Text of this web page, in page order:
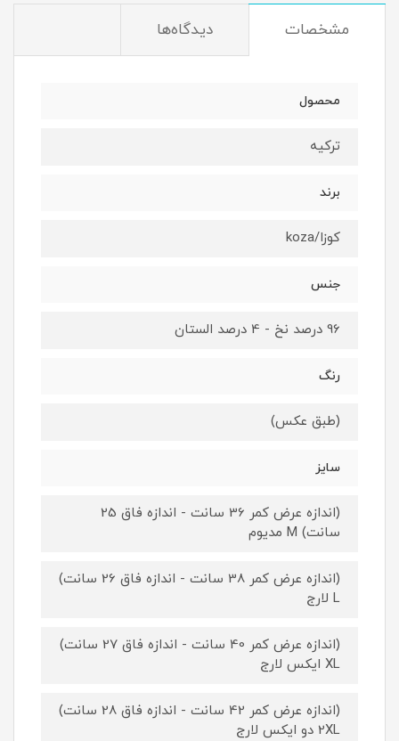
مشخصات دیدگاه‌ها
محصول
ترکیه
برند
کوزا/koza
جنس
96 درصد نخ - 4 درصد الستان
رنگ
(طبق عکس)
سایز
(اندازه عرض کمر 36 سانت - اندازه فاق 25
سانت) M مدیوم
(اندازه عرض کمر 38 سانت - اندازه فاق 26 سانت)
L لارج
(اندازه عرض کمر 40 سانت - اندازه فاق 27 سانت)
XL ایکس لارج
(اندازه عرض کمر 42 سانت - اندازه فاق 28 سانت)
2XL دو ایکس لارج